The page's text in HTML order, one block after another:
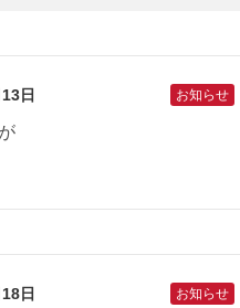
日 お知らせ
日 お知らせ